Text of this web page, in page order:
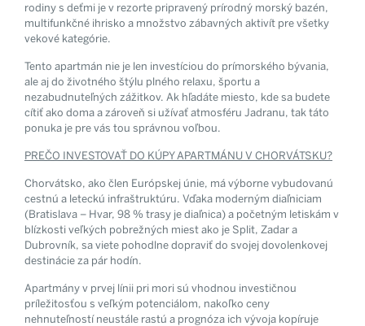
rodiny s deťmi je v rezorte pripravený prírodný morský bazén,
multifunkčné ihrisko a množstvo zábavných aktivít pre všetky
vekové kategórie.
Tento apartmán nie je len investíciou do prímorského bývania,
ale aj do životného štýlu plného relaxu, športu a
nezabudnuteľných zážitkov. Ak hľadáte miesto, kde sa budete
cítiť ako doma a zároveň si užívať atmosféru Jadranu, tak táto
ponuka je pre vás tou správnou voľbou.
PREČO INVESTOVAŤ DO KÚPY APARTMÁNU V CHORVÁTSKU?
Chorvátsko, ako člen Európskej únie, má výborne vybudovanú
cestnú a leteckú infraštruktúru. Vďaka moderným diaľniciam
(Bratislava – Hvar, 98 % trasy je diaľnica) a početným letiskám v
blízkosti veľkých pobrežných miest ako je Split, Zadar a
Dubrovník, sa viete pohodlne dopraviť do svojej dovolenkovej
destinácie za pár hodín.
Apartmány v prvej línii pri mori sú vhodnou investičnou
príležitosťou s veľkým potenciálom, nakoľko ceny
nehnuteľností neustále rastú a prognóza ich vývoja kopíruje